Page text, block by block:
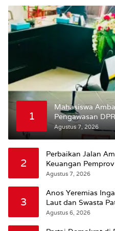
1
Mahasiswa
Pengawasan
Bursel Terhadap
Jalan
Agustus 7, 2026
2
Perbaikan Jalan
Keuangan
Agustus 7, 2026
3
Anos Yeremias
Laut dan Swasta
Agustus 6, 2026